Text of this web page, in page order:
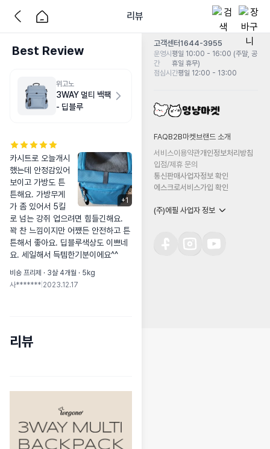
리뷰
Best Review
위고노
3WAY 멀티 백팩
- 딥블루
+1
카시트로 오늘개시
했는데 안정감있어
보이고 가방도 튼
튼해요. 가방무게
가 좀 있어서 5킬
로 넘는 강쥐 업으려면 힘들긴해요.
꽉 찬 느낌이지만 어쨌든 안전하고 튼
튼해서 좋아요. 딥블루색상도 이쁘네
요. 세일해서 득템한기분이에요^^
비숑 프리제 · 3살 4개월 · 5kg
사******* 2023.12.17
리뷰
고객센터1644-3955
운영시
간
평일 10:00 - 16:00 (주말, 공
휴일 휴무)
점심시간평일 12:00 - 13:00
FAQB2B마켓 브랜드 소개
서비스이용약관개인정보처리방침
입점/제휴 문의
통신판매사업자정보 확인
에스크로서비스가입 확인
(주)에필 사업자 정보